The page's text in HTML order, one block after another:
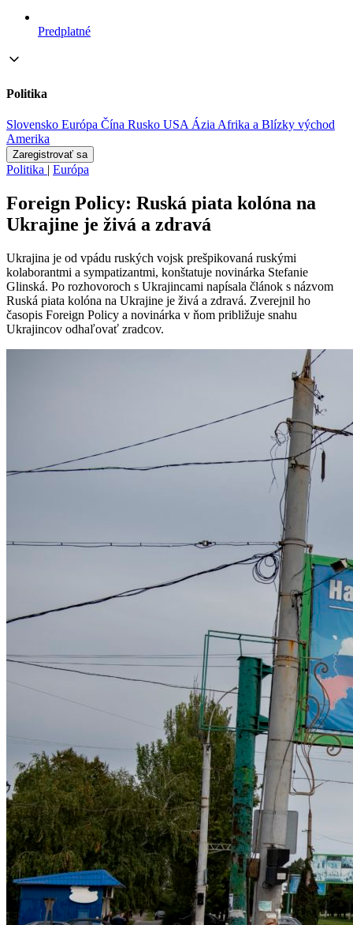
Predplatné
Politika
Slovensko Európa Čína Rusko USA ÁziaAfrika a Blízky východ
Amerika
Zaregistrovať sa
Politika | Európa
Foreign Policy: Ruská piata kolóna na
Ukrajine je živá a zdravá
Ukrajina je od vpádu ruských vojsk prešpikovaná ruskými
kolaborantmi a sympatizantmi, konštatuje novinárka Stefanie
Glinská. Po rozhovoroch s Ukrajincami napísala článok s názvom
Ruská piata kolóna na Ukrajine je živá a zdravá. Zverejnil ho
časopis Foreign Policy a novinárka v ňom približuje snahu
Ukrajincov odhaľovať zradcov.